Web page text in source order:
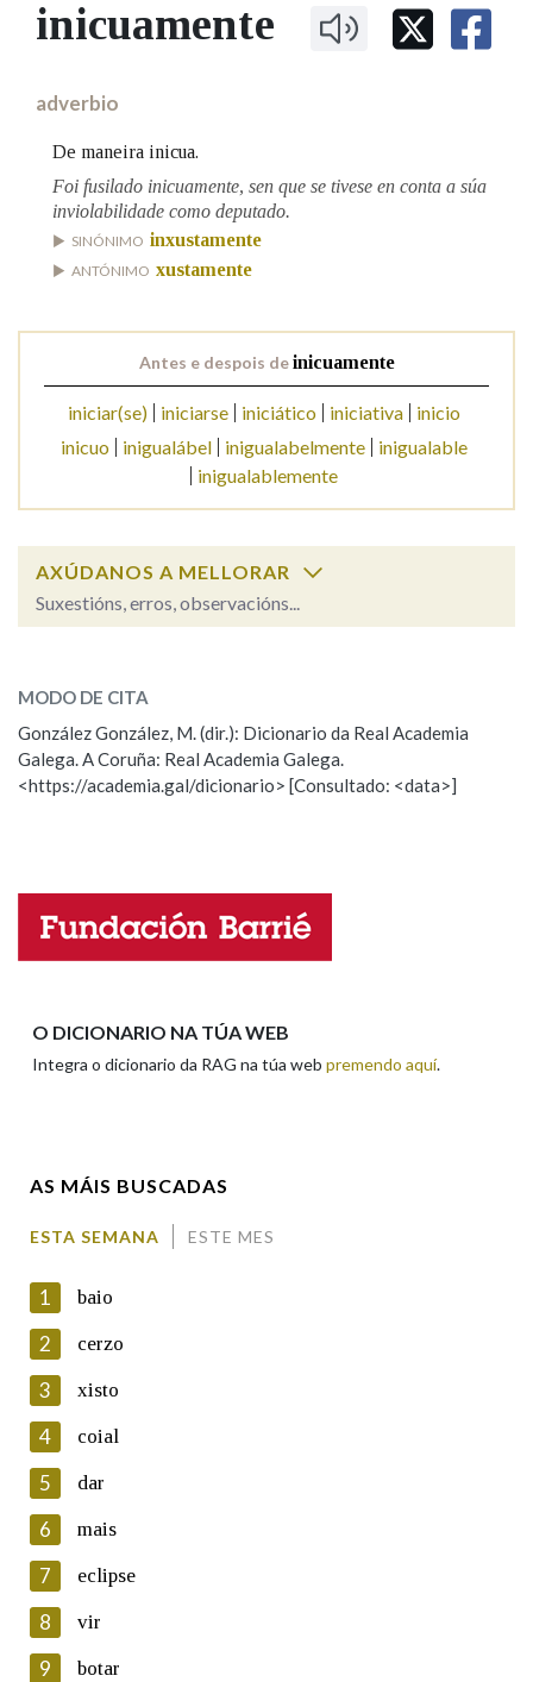
IDENTIDADE CORPORATIVA
MARCIAL DEL ADALID
FIGURAS HOMENAXEADAS
PORTAL DAS PALABRAS
Facebook
TwitterYoutubeInstagram
Bluesky
BUSCAR NOS LEMAS
Contén
BUSCAR NO CONTIDO
Nas definicións
Nos exemplos
Na fraseoloxía
OUTRAS OPCIÓNS DE BUSCA
Marcas gramaticais
LIMPAR
inicuamente
adverbio
De maneira inicua.
Foi fusilado inicuamente, sen que se tivese en conta a súa
inviolabilidade como deputado.
SINÓNIMO inxustamente
ANTÓNIMO xustamente
Antes e despois deinicuamente
iniciar(se) iniciarse iniciático iniciativa
inicio
inicuo
inigualábel inigualabelmente
inigualable
inigualablemente
AXÚDANOS A MELLORAR
Suxestións, erros, observacións...
ESCOLLE UNHA OPCIÓN:
Observación Hai un erro na palabra
Propoño mellorar a definición
Nome
En cumprimento da normativa vixente en materia de
Protección de Datos de Carácter Persoal, a Real Academia
Galega informa a aqueles usuarios que faciliten o seu correo
electrónico, así como calquera outra información de carácter
persoal, que estes datos serán obxecto de tratamento
automatizado de carácter confidencial e incorporados aos seus
ficheiros informáticos. Así mesmo, os usuarios poderán exercer o
seu dereito de acceso, rectificación, oposición e cancelación dos
seus datos poñéndose en contacto connosco.
Lin e acepto as condicións da política de
MODO DE CITA
González González, M. (dir.): Dicionario da Real Academia
Galega. A Coruña: Real Academia Galega.
<https://academia.gal/dicionario> [Consultado: <data>]
O DICIONARIO NA TÚA WEB
Integra o dicionario da RAG na túa web premendo aquí.
AS MÁIS BUSCADAS
ESTA SEMANA ESTE MES
1 baio
2 cerzo
3 xisto
4 coial
5 dar
6 mais
7 eclipse
8 vir
9 botar